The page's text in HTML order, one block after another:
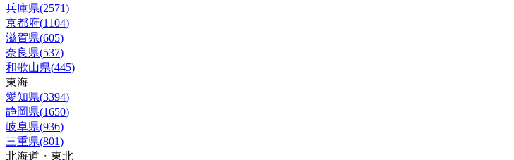
兵庫県(2571)
京都府(1104)
滋賀県(605)
奈良県(537)
和歌山県(445)
東海
愛知県(3394)
静岡県(1650)
岐阜県(936)
三重県(801)
北海道・東北